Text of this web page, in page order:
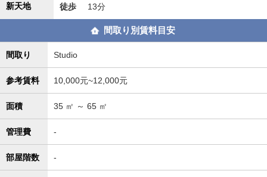
新天地 徒歩 13分
間取り別賃料目安
間取り Studio
参考賃料 10,000元~12,000元
面積 35 ㎡ ～ 65 ㎡
管理費 -
部屋階数 -